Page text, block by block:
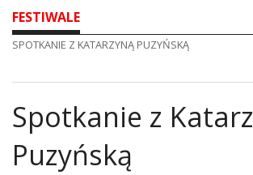
FESTIWALE
SPOTKANIE Z KATARZYNĄ PUZYŃSKĄ
Spotkanie z
Puzyńską